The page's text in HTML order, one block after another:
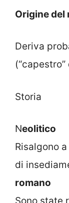
Origine del
Deriva
(“capestro”
Storia
Neolitico
Risalgono
di
romano